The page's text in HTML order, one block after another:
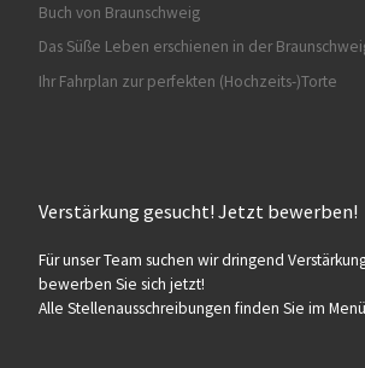
Buch von Braunschweig
Das Süße Leben erschienen in der
Ihr Fahrplan zur perfekten (Hochzeits-)Torte
Verstärkung gesucht! Jetzt bewerben!
Für unser Team suchen wir dringend
bewerben Sie sich jetzt!
Alle Stellenausschreibungen finden Sie im Menü